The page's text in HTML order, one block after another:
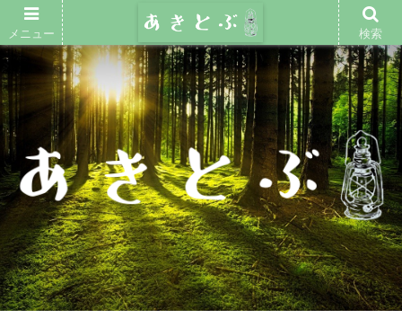
メニュー 検索